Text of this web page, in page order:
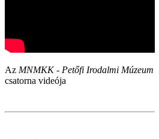
Az MNMKK - Petőfi Irodalmi Múzeum
csatorna videója